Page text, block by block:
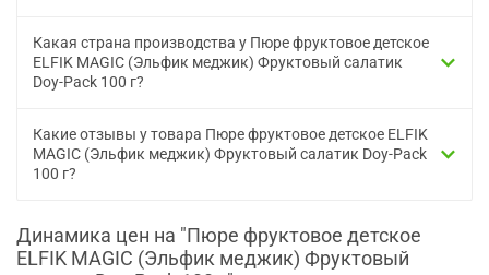
Какая страна производства у Пюре фруктовое детское
ELFIK MAGIC (Эльфик меджик) Фруктовый салатик
Doy-Pack 100 г?
Какие отзывы у товара Пюре фруктовое детское ELFIK
MAGIC (Эльфик меджик) Фруктовый салатик Doy-Pack
100 г?
Динамика цен на "Пюре фруктовое детское
ELFIK MAGIC (Эльфик меджик) Фруктовый